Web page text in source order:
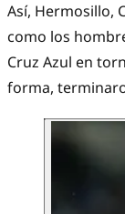
Así, Hermosillo,
como los
Cruz Azul en
forma,